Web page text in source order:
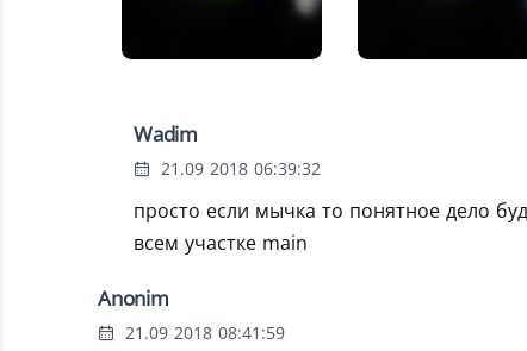
Wadim
21.09 2018 06:39:32
просто если мычка то понятное дело
всем участке main
Anonim
21.09 2018 08:41:59